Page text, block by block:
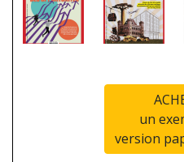
un
version